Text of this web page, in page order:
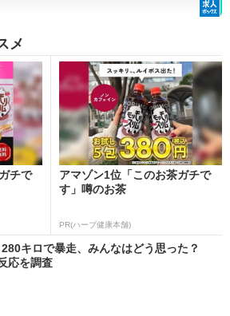
メ
チで
アマゾン1位「このお茶ガチで
す」噂のお茶
PR(ハーブ健康本舗)
280キロで暴走、みんなはどう思った？
応を調査